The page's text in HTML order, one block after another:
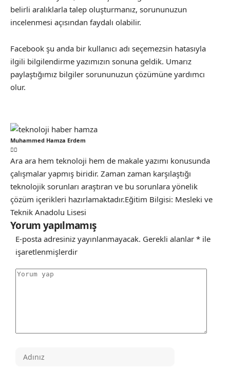
belirli aralıklarla talep oluşturmanız, sorununuzun
incelenmesi açısından faydalı olabilir.
Facebook şu anda bir kullanıcı adı seçemezsin hatasıyla
ilgili bilgilendirme yazımızın sonuna geldik. Umarız
paylaştığımız bilgiler sorununuzun çözümüne yardımcı
olur.
Muhammed Hamza Erdem
Ara ara hem teknoloji hem de makale yazımı konusunda
çalışmalar yapmış biridir. Zaman zaman karşılaştığı
teknolojik sorunları araştıran ve bu sorunlara yönelik
çözüm içerikleri hazırlamaktadır.Eğitim Bilgisi: Mesleki ve
Teknik Anadolu Lisesi
Yorum yapılmamış
E-posta adresiniz yayınlanmayacak. Gerekli alanlar * ile
işaretlenmişlerdir